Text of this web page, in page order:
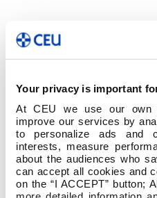
Your privacy is important
At CEU we use our own
improve our services by
to personalize ads and
interests, measure
about the audiences who
can accept all cookies and
on the “I ACCEPT” button;